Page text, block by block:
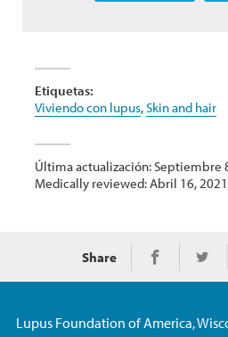
Etiquetas:
Viviendo con lupus,Skin and hair
Última actualización: Septiembre
Medically reviewed: Abril 16, 2021
Share Share on
Lupus Foundation of America,